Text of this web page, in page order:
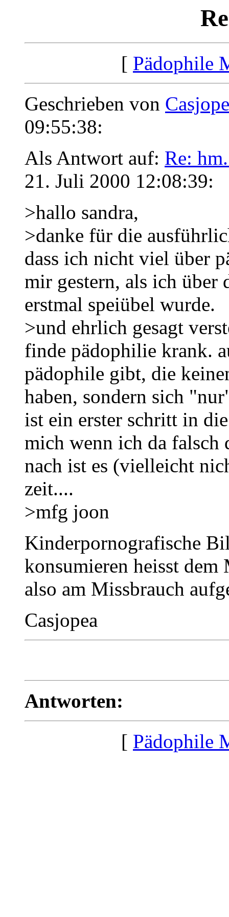
[ Pädophile
Geschrieben von
09:55:38:
Als Antwort auf: Re:
21. Juli 2000 12:08:39:
>hallo sandra,
>danke für die
dass ich nicht viel über
mir gestern, als ich über
erstmal speiübel wurde.
>und ehrlich gesagt
finde pädophilie krank.
pädophile gibt, die
haben, sondern sich
ist ein erster schritt in
mich wenn ich da falsch
nach ist es (vielleicht
zeit....
>mfg joon
Kinderpornografische
konsumieren heisst dem
also am Missbrauch
Casjopea
Antworten:
[ Pädophile